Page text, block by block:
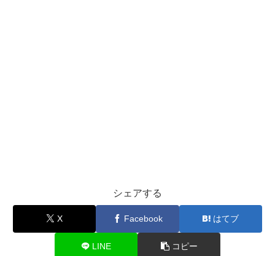
シェアする
X Facebook はてブ
LINE コピー